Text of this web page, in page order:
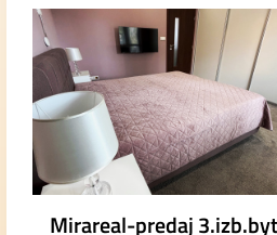
Mirareal-predaj 3.izb.byt